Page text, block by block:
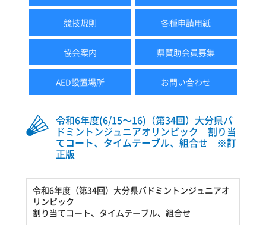
競技規則 各種申請用紙
協会案内 県賛助会員募集
AED設置場所 お問い合わせ
令和6年度(6/15～16)（第34回）大分県バ
ドミントンジュニアオリンピック 割り当
てコート、タイムテーブル、組合せ ※訂
正版
令和6年度（第34回）大分県バドミントンジュニアオ
リンピック
割り当てコート、タイムテーブル、組合せ